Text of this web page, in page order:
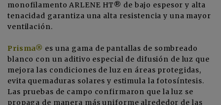
monofilamento ARLENE HT® de bajo espesor y alta
tenacidad garantiza una alta resistencia y una mayor
ventilación.
Prisma® es una gama de pantallas de sombreado
blanco con un aditivo especial de difusión de luz que
mejora las condiciones de luz en áreas protegidas,
evita quemaduras solares y estimula la fotosíntesis.
Las pruebas de campo confirmaron que la luz se
propaga de manera más uniforme alrededor de las